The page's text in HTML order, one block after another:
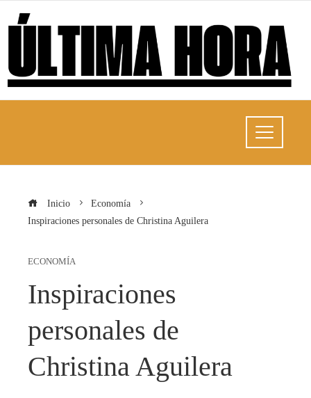
Inicio
Economía
Inspiraciones personales de Christina Aguilera
ECONOMÍA
Inspiraciones
personales de
Christina Aguilera